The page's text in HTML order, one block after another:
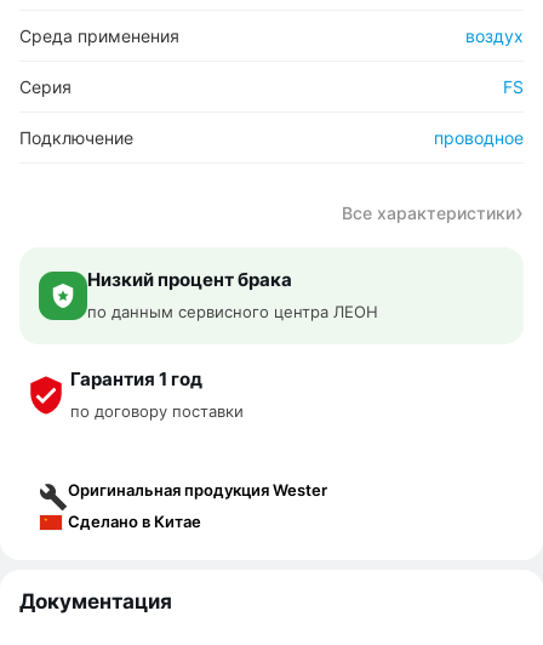
Среда применения воздух
Серия FS
Подключение проводное
Все характеристики
Низкий процент брака
по данным сервисного центра ЛЕОН
Гарантия 1 год
по договору поставки
Оригинальная продукция Wester
Сделано в Китае
Документация